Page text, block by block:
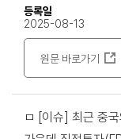
등록일
2025-08-13
원문 바로가기
ㅁ [이슈] 최근 중